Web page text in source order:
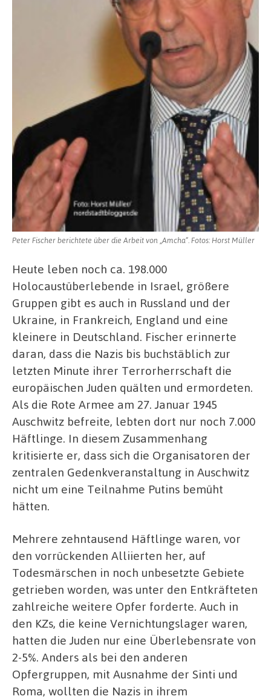
Peter Fischer berichtete über die Arbeit von „Amcha“. Fotos: Horst Müller
Heute leben noch ca. 198.000
Holocaustüberlebende in Israel, größere
Gruppen gibt es auch in Russland und der
Ukraine, in Frankreich, England und eine
kleinere in Deutschland. Fischer erinnerte
daran, dass die Nazis bis buchstäblich zur
letzten Minute ihrer Terrorherrschaft die
europäischen Juden quälten und ermordeten.
Als die Rote Armee am 27. Januar 1945
Auschwitz befreite, lebten dort nur noch 7.000
Häftlinge. In diesem Zusammenhang
kritisierte er, dass sich die Organisatoren der
zentralen Gedenkveranstaltung in Auschwitz
nicht um eine Teilnahme Putins bemüht
hätten.
Mehrere zehntausend Häftlinge waren, vor
den vorrückenden Alliierten her, auf
Todesmärschen in noch unbesetzte Gebiete
getrieben worden, was unter den Entkräfteten
zahlreiche weitere Opfer forderte. Auch in
den KZs, die keine Vernichtungslager waren,
hatten die Juden nur eine Überlebensrate von
2-5%. Anders als bei den anderen
Opfergruppen, mit Ausnahme der Sinti und
Roma, wollten die Nazis in ihrem